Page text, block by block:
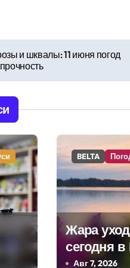
и шквалы: 11 июня погод
BELTA
Жара
сегодня
Авг 7, 2026